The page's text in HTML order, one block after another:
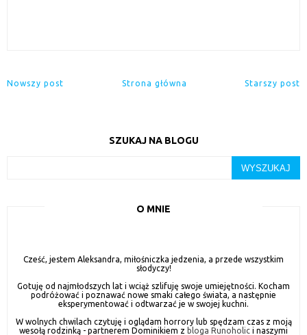
Nowszy post Starszy post
Strona główna
SZUKAJ NA BLOGU
O MNIE
Cześć, jestem Aleksandra, miłośniczka jedzenia, a przede wszystkim
słodyczy!
Gotuję od najmłodszych lat i wciąż szlifuję swoje umiejętności. Kocham
podróżować i poznawać nowe smaki całego świata, a następnie
eksperymentować i odtwarzać je w swojej kuchni.
W wolnych chwilach czytuję i oglądam horrory lub spędzam czas z moją
wesołą rodzinką - partnerem Dominikiem z bloga Runoholic i naszymi